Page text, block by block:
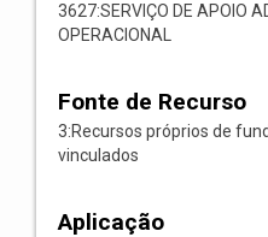
3627:SERVIÇO DE APOIO
OPERACIONAL
Fonte de Recurso
3:Recursos próprios de
vinculados
Aplicação